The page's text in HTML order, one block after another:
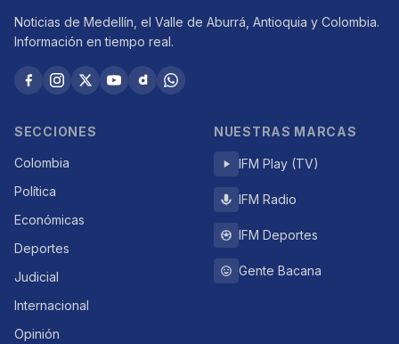
Noticias de Medellín, el Valle de Aburrá, Antioquia y Colombia.
Información en tiempo real.
SECCIONES
Colombia
Política
Económicas
Deportes
Judicial
Internacional
Opinión
NUESTRAS MARCAS
IFM Play (TV)
IFM Radio
IFM Deportes
Gente Bacana